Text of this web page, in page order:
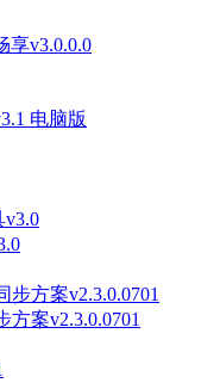
享v3.0.0.0
电脑版
方案v2.3.0.0701